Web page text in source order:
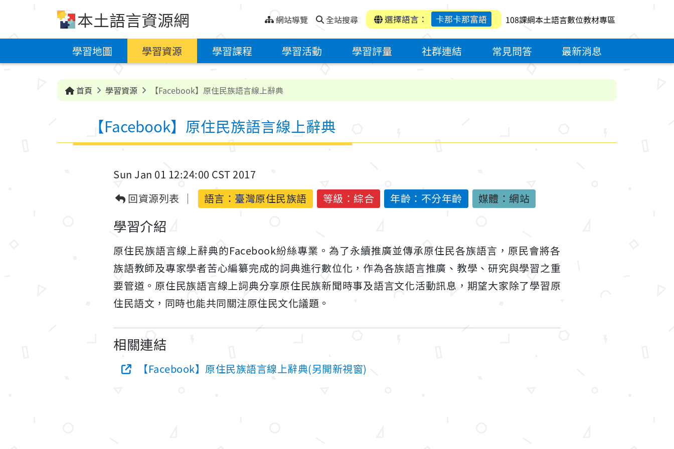
本土語言資源網 網站導覽 全站搜尋 選擇語言： 卡那卡那富語 108課綱本土語言數位教材專區
學習地圖 學習資源 學習課程 學習活動 學習評量 社群連結 常見問答 最新消息
首頁 學習資源 【Facebook】原住民族語言線上辭典
【Facebook】原住民族語言線上辭典
Sun Jan 01 12:24:00 CST 2017
回資源列表
語言： 臺灣原住民族語 等級：綜合 年齡：不分年齡 媒體：網站
學習介紹
原住民族語言線上辭典的Facebook紛絲專業。為了永續推廣並傳承原住民各族語言，原民會將各
族語教師及專家學者苦心編纂完成的詞典進行數位化，作為各族語言推廣、教學、研究與學習之重
要管道。原住民族語言線上詞典分享原住民族新聞時事及語言文化活動訊息，期望大家除了學習原
住民語文，同時也能共同關注原住民文化議題。
相關連結
【Facebook】原住民族語言線上辭典(另開新視窗)